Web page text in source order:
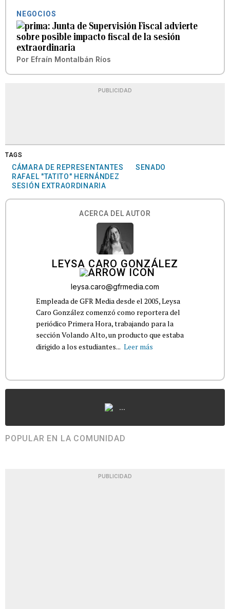
NEGOCIOS
Junta de Supervisión Fiscal advierte
sobre posible impacto fiscal de la sesión
extraordinaria
Por Efraín Montalbán Ríos
PUBLICIDAD
TAGS
CÁMARA DE REPRESENTANTES
SENADO
RAFAEL "TATITO" HERNÁNDEZ
SESIÓN EXTRAORDINARIA
ACERCA DEL AUTOR
LEYSA CARO GONZÁLEZ
leysa.caro@gfrmedia.com
Empleada de GFR Media desde el 2005, Leysa
Caro González comenzó como reportera del
periódico Primera Hora, trabajando para la
sección Volando Alto, un producto que estaba
dirigido a los estudiantes... Leer más
...
POPULAR EN LA COMUNIDAD
PUBLICIDAD